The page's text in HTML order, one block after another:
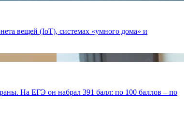
вещей (IoT), системах «умного дома» и
На ЕГЭ он набрал 391 балл: по 100 баллов – по